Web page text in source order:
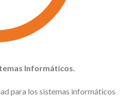
Informáticos.
para los sistemas informáticos